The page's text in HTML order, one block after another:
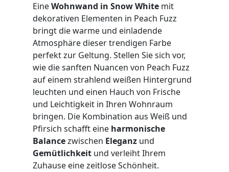
EineWohnwand in Snow White mit
dekorativen Elementen in Peach Fuzz
bringt die warme und einladende
Atmosphäre dieser trendigen Farbe
perfekt zur Geltung. Stellen Sie sich vor,
wie die sanften Nuancen von Peach Fuzz
auf einem strahlend weißen Hintergrund
leuchten und einen Hauch von Frische
und Leichtigkeit in Ihren Wohnraum
bringen. Die Kombination aus Weiß und
Pfirsich schafft eine harmonische
Balancezwischen Eleganz und
Gemütlichkeit und verleiht Ihrem
Zuhause eine zeitlose Schönheit.